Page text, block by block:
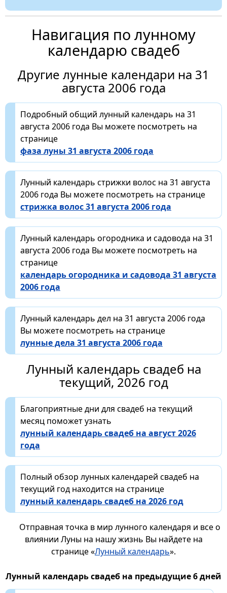
Навигация по лунному
календарю свадеб
Другие лунные календари на 31
августа 2006 года
Подробный общий лунный календарь на 31
августа 2006 года Вы можете посмотреть на
странице
фаза луны 31 августа 2006 года
Лунный календарь стрижки волос на 31 августа
2006 года Вы можете посмотреть на странице
стрижка волос 31 августа 2006 года
Лунный календарь огородника и садовода на 31
августа 2006 года Вы можете посмотреть на
странице
календарь огородника и садовода 31 августа
2006 года
Лунный календарь дел на 31 августа 2006 года
Вы можете посмотреть на странице
лунные дела 31 августа 2006 года
Лунный календарь свадеб на
текущий, 2026 год
Благоприятные дни для свадеб на текущий
месяц поможет узнать
лунный календарь свадеб на август 2026
года
Полный обзор лунных календарей свадеб на
текущий год находится на странице
лунный календарь свадеб на 2026 год
Отправная точка в мир лунного календаря и все о
влиянии Луны на нашу жизнь Вы найдете на
странице «Лунный календарь».
Лунный календарь свадеб на предыдущие 6 дней